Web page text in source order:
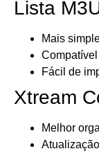
Lista
Mais
Fácil de
Xtream
Melhor